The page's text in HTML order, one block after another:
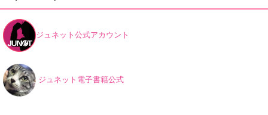
ジュネット公式アカウント
ジュネット電子書籍公式